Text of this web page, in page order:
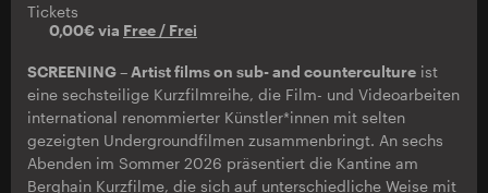
Tickets
0,00€ via Free / Frei
SCREENING – Artist films on sub- and counterculture ist
eine sechsteilige Kurzfilmreihe, die Film- und Videoarbeiten
international renommierter Künstler*innen mit selten
gezeigten Undergroundfilmen zusammenbringt. An sechs
Abenden im Sommer 2026 präsentiert die Kantine am
Berghain Kurzfilme, die sich auf unterschiedliche Weise mit